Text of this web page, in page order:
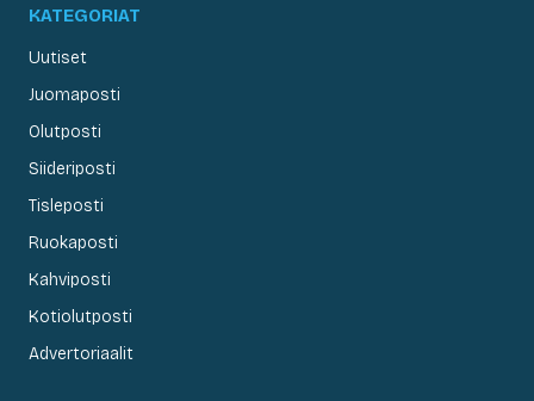
KATEGORIAT
Uutiset
Juomaposti
Olutposti
Siideriposti
Tisleposti
Ruokaposti
Kahviposti
Kotiolutposti
Advertoriaalit